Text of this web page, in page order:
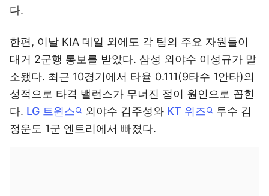
다.
한편, 이날 KIA 데일 외에도 각 팀의 주요 자원들이
대거 2군행 통보를 받았다. 삼성 외야수 이성규가 말
소됐다. 최근 10경기에서 타율 0.111(9타수 1안타)의
성적으로 타격 밸런스가 무너진 점이 원인으로 꼽힌
다. LG 트윈스 외야수 김주성와 KT 위즈
투수 김
정운도 1군 엔트리에서 빠졌다.